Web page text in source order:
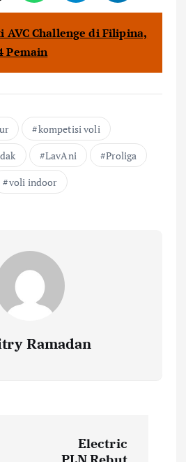
AVC Challenge di Filipina,
Pemain
kompetisi voli
LavAni
Proliga
voli indoor
Ramadan
Electric